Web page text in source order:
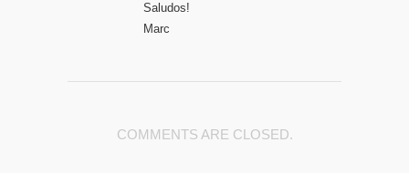
Saludos!
Marc
COMMENTS ARE CLOSED.